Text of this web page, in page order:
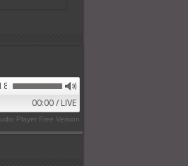
00:00 / LIVE
Player Free Version